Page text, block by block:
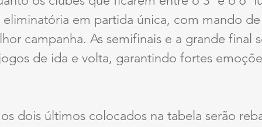
em partida única, com mando
campanha. As semifinais e a grande final
de ida e volta, garantindo fortes
dois últimos colocados na tabela serão